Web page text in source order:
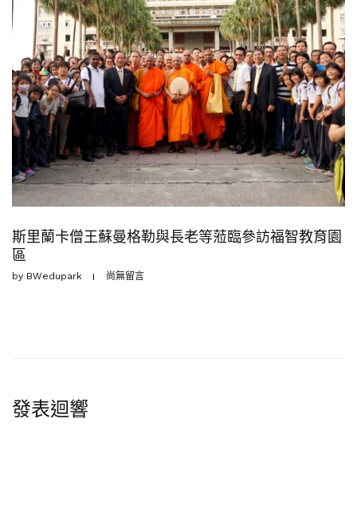
斯里蘭卡僧王蘇曼格勒與長老等蒞臨參訪福智教育園
區
by BWedupark 尚無留言
發表迴響